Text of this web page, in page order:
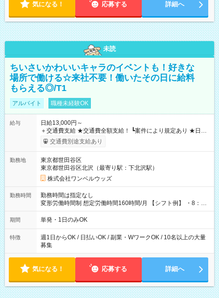
気になる！ 応募する 詳細へ
未読
ちいさいかわいいキャラのイベントも！好きな
場所で働ける☆来社不要！働いたその日に給料
もらえる◎/T1
アルバイト 職種未経験OK
給与
日給13,000円～
＋交通費支給 ★交通費全額支給！ ┗案件により規定あり ★日払
いOK！（規定あり） ┗働いたその日に現金GET♪ お仕事後はコ
ンビニATMから 日払い分を引き落とせます！ 【試用期間】試
交通費別途支給あり
勤務地
東京都世田谷区
東京都世田谷区北沢（最寄り駅：下北沢駅）
株式会社ワンベルウッズ
勤務時間
勤務時間は指定なし
変形労働時間制 想定労働時間160時間/月 【シフト例】 ・8：00
～21：00
期間 単発・1日のみOK
特徴
週1日からOK / 日払いOK / 副業・WワークOK / 10名以上の大量
募集
気になる！ 応募する 詳細へ